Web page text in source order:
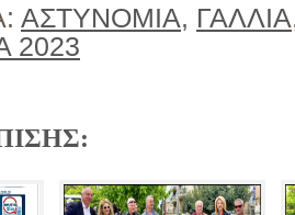
ΑΣΤΥΝΟΜΙΑ, ΓΑΛΛΙΑ
2023